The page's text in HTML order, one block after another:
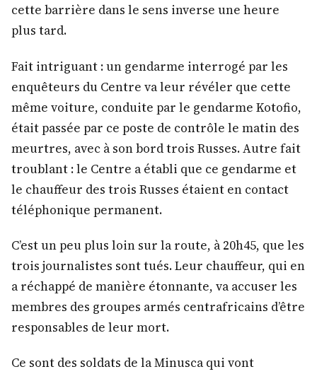
cette barrière dans le sens inverse une heure
plus tard.
Fait intriguant : un gendarme interrogé par les
enquêteurs du Centre va leur révéler que cette
même voiture, conduite par le gendarme Kotofio,
était passée par ce poste de contrôle le matin des
meurtres, avec à son bord trois Russes. Autre fait
troublant : le Centre a établi que ce gendarme et
le chauffeur des trois Russes étaient en contact
téléphonique permanent.
C’est un peu plus loin sur la route, à 20h45, que les
trois journalistes sont tués. Leur chauffeur, qui en
a réchappé de manière étonnante, va accuser les
membres des groupes armés centrafricains d’être
responsables de leur mort.
Ce sont des soldats de la Minusca qui vont